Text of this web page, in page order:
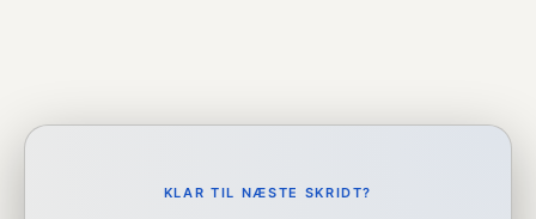
KLAR TIL NÆSTE SKRIDT?